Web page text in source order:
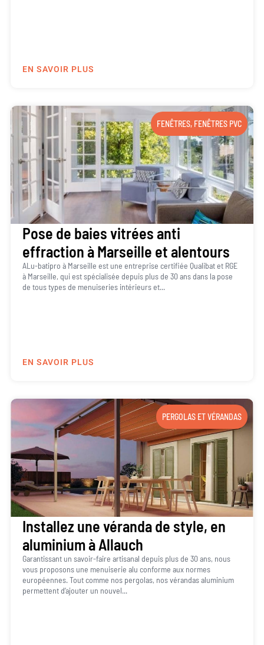
EN SAVOIR PLUS
FENÊTRES, FENÊTRES PVC
Pose de baies vitrées anti
effraction à Marseille et alentours
ALu-batipro à Marseille est une entreprise certifiée Qualibat et RGE
à Marseille, qui est spécialisée depuis plus de 30 ans dans la pose
de tous types de menuiseries intérieurs et...
EN SAVOIR PLUS
PERGOLAS ET VÉRANDAS
Installez une véranda de style, en
aluminium à Allauch
Garantissant un savoir-faire artisanal depuis plus de 30 ans, nous
vous proposons une menuiserie alu conforme aux normes
européennes. Tout comme nos pergolas, nos vérandas aluminium
permettent d’ajouter un nouvel...